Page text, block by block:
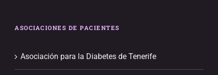
ASOCIACIONES DE PACIENTES
Asociación para la Diabetes de Tenerife